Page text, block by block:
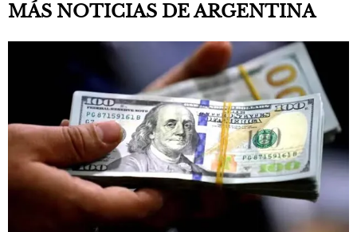
MÁS NOTICIAS DE ARGENTINA